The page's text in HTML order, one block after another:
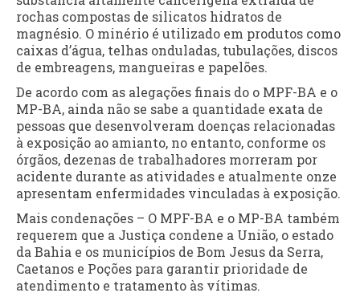
rochas compostas de silicatos hidratos de
magnésio. O minério é utilizado em produtos como
caixas d’água, telhas onduladas, tubulações, discos
de embreagens, mangueiras e papelões.
De acordo com as alegações finais do o MPF-BA e o
MP-BA, ainda não se sabe a quantidade exata de
pessoas que desenvolveram doenças relacionadas
à exposição ao amianto, no entanto, conforme os
órgãos, dezenas de trabalhadores morreram por
acidente durante as atividades e atualmente onze
apresentam enfermidades vinculadas à exposição.
Mais condenações – O MPF-BA e o MP-BA também
requerem que a Justiça condene a União, o estado
da Bahia e os municípios de Bom Jesus da Serra,
Caetanos e Poções para garantir prioridade de
atendimento e tratamento às vítimas.